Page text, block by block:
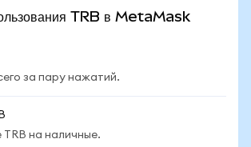
TRB в MetaMask
за пару нажатий.
на наличные.